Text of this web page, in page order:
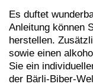
Es duftet
Anleitung können
herstellen.
sowie einen
Sie ein
der Bärli-Biber-